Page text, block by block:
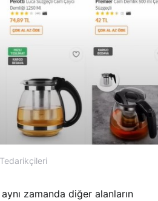
zamanda diğer alanların